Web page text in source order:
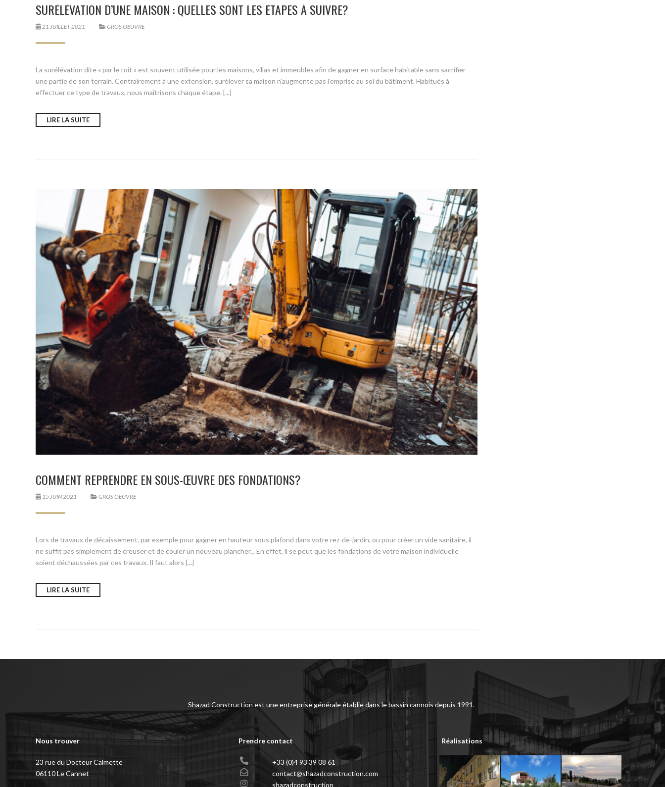
SURÉLÉVATION D’UNE MAISON : QUELLES SONT LES ÉTAPES À SUIVRE?
21 JUILLET 2021 GROS OEUVRE
La surélévation dite « par le toit » est souvent utilisée pour les maisons, villas et immeubles afin de gagner en surface habitable sans sacrifier
une partie de son terrain. Contrairement à une extension, surélever sa maison n’augmente pas l’emprise au sol du bâtiment. Habitués à
effectuer ce type de travaux, nous maîtrisons chaque étape. [...]
LIRE LA SUITE
COMMENT REPRENDRE EN SOUS-ŒUVRE DES FONDATIONS?
15 JUIN 2021 GROS OEUVRE
Lors de travaux de décaissement, par exemple pour gagner en hauteur sous plafond dans votre rez-de-jardin, ou pour créer un vide sanitaire, il
ne suffit pas simplement de creuser et de couler un nouveau plancher... En effet, il se peut que les fondations de votre maison individuelle
soient déchaussées par ces travaux. Il faut alors [...]
LIRE LA SUITE
Shazad Construction est une entreprise générale établie dans le bassin cannois depuis 1991.
Nous trouver
23 rue du Docteur Calmette
06110 Le Cannet
Prendre contact
+33 (0)4 93 39 08 61
contact@shazadconstruction.com
shazadconstruction
Réalisations